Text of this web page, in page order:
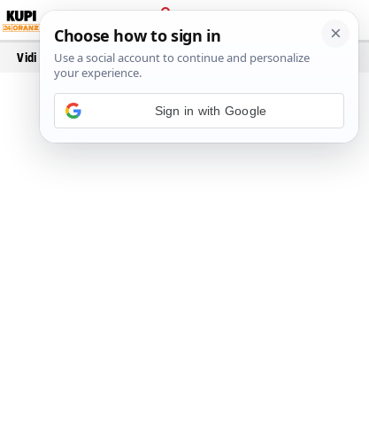
PRIJAVA
Vidi još…